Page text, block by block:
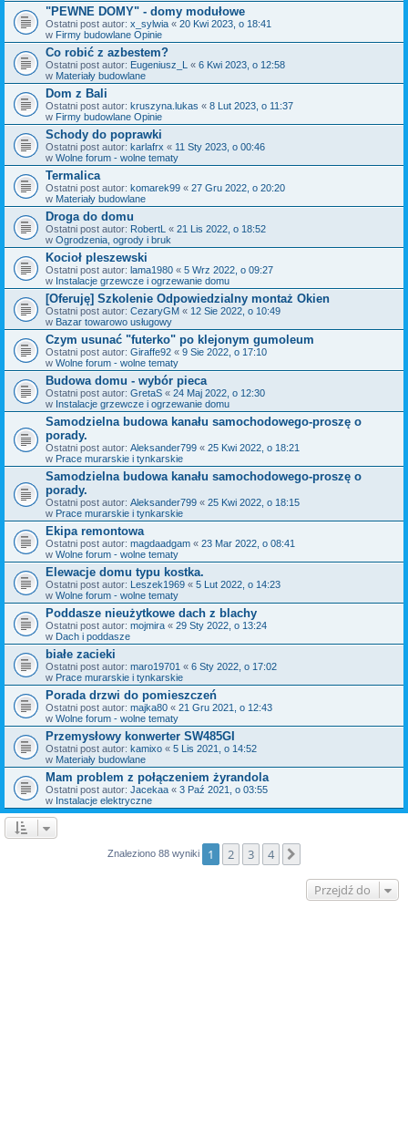
"PEWNE DOMY" - domy modułowe
Ostatni post autor: x_sylwia « 20 Kwi 2023, o 18:41
w Firmy budowlane Opinie
Co robić z azbestem?
Ostatni post autor: Eugeniusz_L « 6 Kwi 2023, o 12:58
w Materiały budowlane
Dom z Bali
Ostatni post autor: kruszyna.lukas « 8 Lut 2023, o 11:37
w Firmy budowlane Opinie
Schody do poprawki
Ostatni post autor: karlafrx « 11 Sty 2023, o 00:46
w Wolne forum - wolne tematy
Termalica
Ostatni post autor: komarek99 « 27 Gru 2022, o 20:20
w Materiały budowlane
Droga do domu
Ostatni post autor: RobertL « 21 Lis 2022, o 18:52
w Ogrodzenia, ogrody i bruk
Kocioł pleszewski
Ostatni post autor: lama1980 « 5 Wrz 2022, o 09:27
w Instalacje grzewcze i ogrzewanie domu
[Oferuję] Szkolenie Odpowiedzialny montaż Okien
Ostatni post autor: CezaryGM « 12 Sie 2022, o 10:49
w Bazar towarowo usługowy
Czym usunać "futerko" po klejonym gumoleum
Ostatni post autor: Giraffe92 « 9 Sie 2022, o 17:10
w Wolne forum - wolne tematy
Budowa domu - wybór pieca
Ostatni post autor: GretaS « 24 Maj 2022, o 12:30
w Instalacje grzewcze i ogrzewanie domu
Samodzielna budowa kanału samochodowego-proszę o
porady.
Ostatni post autor: Aleksander799 « 25 Kwi 2022, o 18:21
w Prace murarskie i tynkarskie
Samodzielna budowa kanału samochodowego-proszę o
porady.
Ostatni post autor: Aleksander799 « 25 Kwi 2022, o 18:15
w Prace murarskie i tynkarskie
Ekipa remontowa
Ostatni post autor: magdaadgam « 23 Mar 2022, o 08:41
w Wolne forum - wolne tematy
Elewacje domu typu kostka.
Ostatni post autor: Leszek1969 « 5 Lut 2022, o 14:23
w Wolne forum - wolne tematy
Poddasze nieużytkowe dach z blachy
Ostatni post autor: mojmira « 29 Sty 2022, o 13:24
w Dach i poddasze
białe zacieki
Ostatni post autor: maro19701 « 6 Sty 2022, o 17:02
w Prace murarskie i tynkarskie
Porada drzwi do pomieszczeń
Ostatni post autor: majka80 « 21 Gru 2021, o 12:43
w Wolne forum - wolne tematy
Przemysłowy konwerter SW485GI
Ostatni post autor: kamixo « 5 Lis 2021, o 14:52
w Materiały budowlane
Mam problem z połączeniem żyrandola
Ostatni post autor: Jacekaa « 3 Paź 2021, o 03:55
w Instalacje elektryczne
Znaleziono 88 wyniki 1 2 3 4
Przejdź do